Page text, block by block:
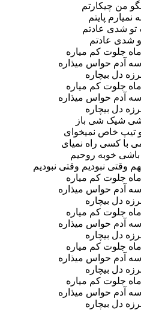
من چیکارتم
پایتم
تو شدی عادتم
شدی عادتم
ماه جلوت کم میاره
آدم حواس میذاره
دل بیچاره
ماه جلوت کم میاره
آدم حواس میذاره
دل بیچاره
شیک شی باز
تیپ خاص نمیخوای
با کسی راه نمیای
باشی خوبه روحیم
وقتی نبودیم وقتی نبودیم
ماه جلوت کم میاره
آدم حواس میذاره
دل بیچاره
ماه جلوت کم میاره
آدم حواس میذاره
دل بیچاره
ماه جلوت کم میاره
آدم حواس میذاره
دل بیچاره
ماه جلوت کم میاره
آدم حواس میذاره
دل بیچاره